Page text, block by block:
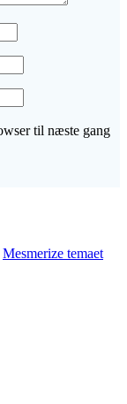
til næste gang
Mesmerize temaet